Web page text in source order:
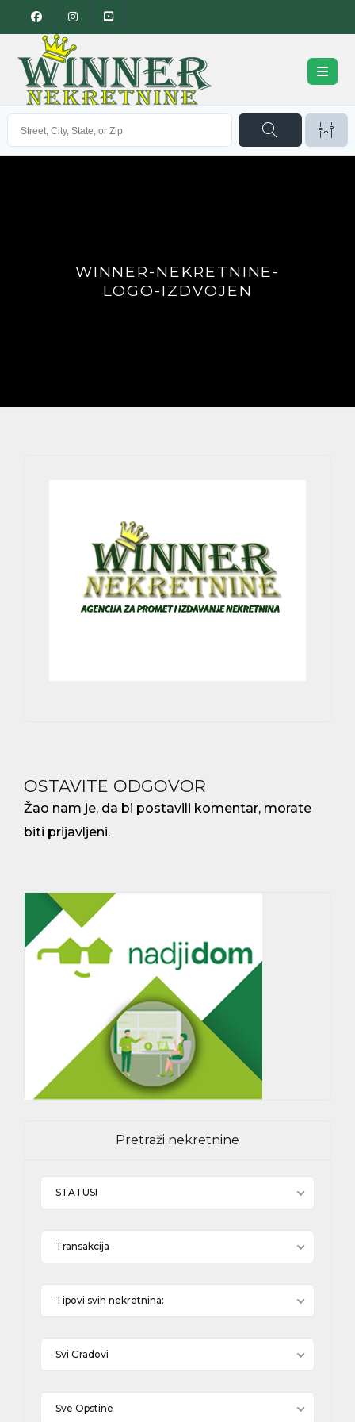
WINNER-NEKRETNINE-
LOGO-IZDVOJEN
OSTAVITE ODGOVOR
Žao nam je, da bi postavili komentar, morate
biti prijavljeni.
Pretraži nekretnine
STATUSI
Transakcija
Tipovi svih nekretnina:
Svi Gradovi
Sve Opstine